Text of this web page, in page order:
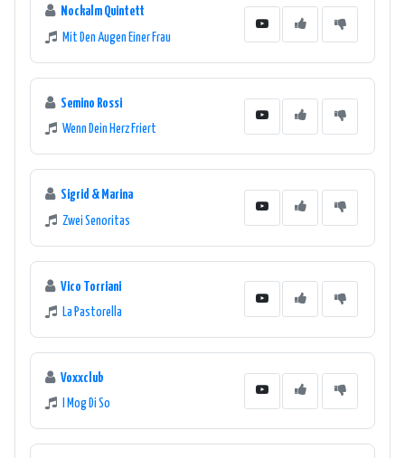
Nockalm Quintett
Mit Den Augen Einer Frau
Semino Rossi
Wenn Dein Herz Friert
Sigrid & Marina
Zwei Senoritas
Vico Torriani
La Pastorella
Voxxclub
I Mog Di So